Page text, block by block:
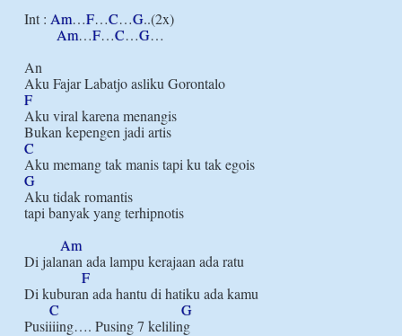
Int : Am…F…C…G..(2x)
Am…F…C…G…
An
F
Aku viral karena menangis
C
G
Aku tidak romantis
tapi banyak yang terhipnotis
Am
Di jalanan ada lampu kerajaan ada ratu
F
Di kuburan ada hantu di hatiku ada kamu
C
G
Pusiiiing…. Pusing 7 keliling